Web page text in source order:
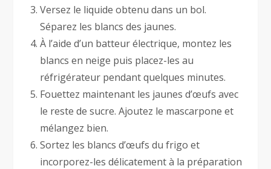
Versez le liquide obtenu dans un bol.
Séparez les blancs des jaunes.
À l’aide d’un batteur électrique, montez les
blancs en neige puis placez-les au
réfrigérateur pendant quelques minutes.
Fouettez maintenant les jaunes d’œufs avec
le reste de sucre. Ajoutez le mascarpone et
mélangez bien.
Sortez les blancs d’œufs du frigo et
incorporez-les délicatement à la préparation